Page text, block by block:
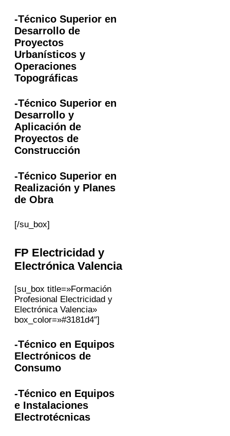
-Técnico Superior en
Desarrollo de
Proyectos
Urbanísticos y
Operaciones
Topográficas
-Técnico Superior en
Desarrollo y
Aplicación de
Proyectos de
Construcción
-Técnico Superior en
Realización y Planes
de Obra
[/su_box]
FP Electricidad y
Electrónica Valencia
[su_box title=»Formación
Profesional Electricidad y
Electrónica Valencia»
box_color=»#3181d4″]
-Técnico en Equipos
Electrónicos de
Consumo
-Técnico en Equipos
e Instalaciones
Electrotécnicas